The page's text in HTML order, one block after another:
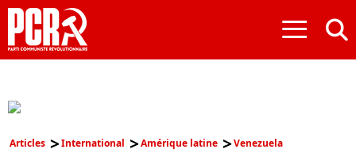
≡
Articles International Amérique latine Venezuela